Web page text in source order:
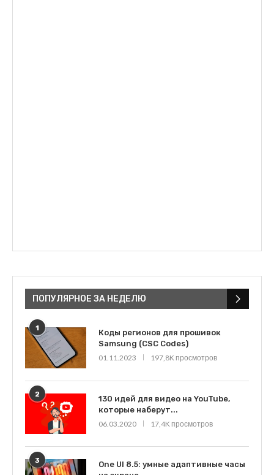
ПОПУЛЯРНОЕ ЗА НЕДЕЛЮ
1
Коды регионов для прошивок
Samsung (CSC Codes)
01.11.2023
197,8K просмотров
2
130 идей для видео на YouTube,
которые наберут...
06.03.2020
17,4K просмотров
3
One UI 8.5: умные адаптивные часы